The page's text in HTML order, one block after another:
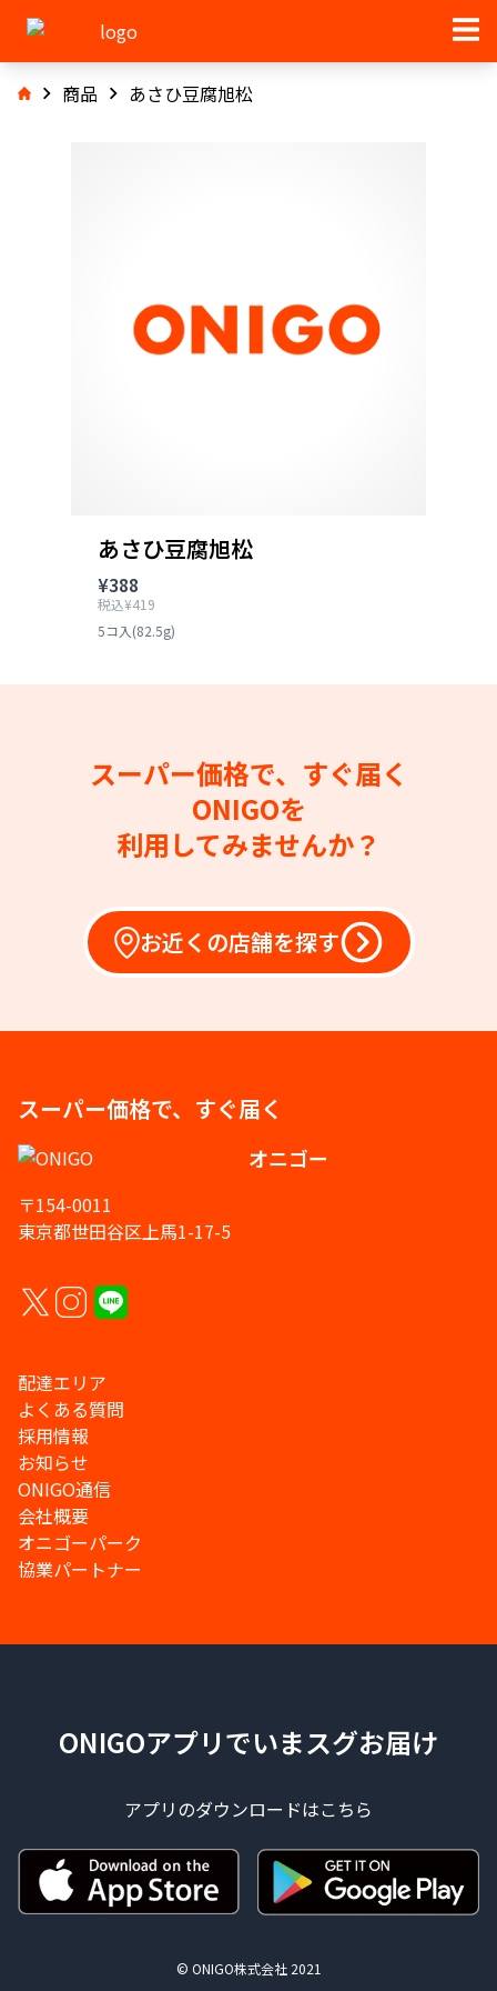
商品 あさひ豆腐旭松
あさひ豆腐旭松
¥388
税込¥419
5コ入(82.5g)
スーパー価格で、すぐ届く
ONIGOを
利用してみませんか？
お近くの店舗を探す
スーパー価格で、すぐ届く
オニゴー
〒154-0011
東京都世田谷区上馬1-17-5
配達エリア
よくある質問
採用情報
お知らせ
ONIGO通信
会社概要
オニゴーパーク
協業パートナー
ONIGOアプリでいまスグお届け
アプリのダウンロードはこちら
© ONIGO株式会社 2021